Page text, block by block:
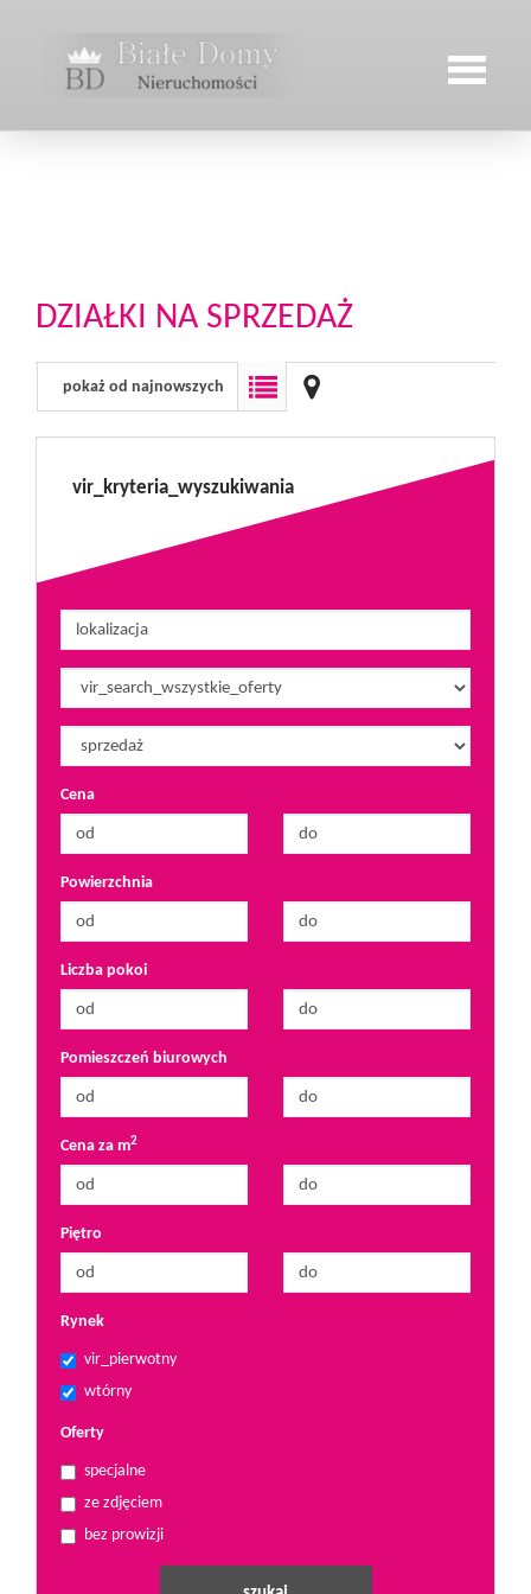
Kontakt
DZIAŁKI NA SPRZEDAŻ
pokaż od najnowszych
vir_kryteria_wyszukiwania
Cena
Powierzchnia
Liczba pokoi
Pomieszczeń biurowych
Cena za m2
Piętro
Rynek
vir_pierwotny
wtórny
Oferty
specjalne
ze zdjęciem
bez prowizji